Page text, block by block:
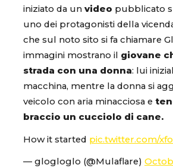
iniziato da un video pubblicato
uno dei protagonisti della
che sul noto sito si fa chiamare
immagini mostrano il giovane
strada con una donna: lui
macchina, mentre la donna si
veicolo con aria minacciosa e
braccio un cucciolo di cane.
How it started pic.twitter.com/
— glogloglo (@Mulaflare)